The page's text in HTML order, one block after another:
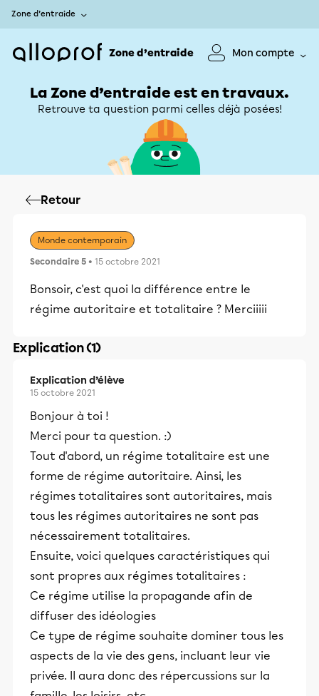
Zone d’entraide
Zone d’entraide Mon compte
La Zone d’entraide est en travaux.
Retrouve ta question parmi celles déjà posées!
Retour
Monde contemporain
Secondaire 5 • 15 octobre 2021
Bonsoir, c'est quoi la différence entre le
régime autoritaire et totalitaire ? Merciiiii
Explication (1)
Explication d’élève
15 octobre 2021
Bonjour à toi !
Merci pour ta question. :)
Tout d'abord, un régime totalitaire est une
forme de régime autoritaire. Ainsi, les
régimes totalitaires sont autoritaires, mais
tous les régimes autoritaires ne sont pas
nécessairement totalitaires.
Ensuite, voici quelques caractéristiques qui
sont propres aux régimes totalitaires :
Ce régime utilise la propagande afin de
diffuser des idéologies
Ce type de régime souhaite dominer tous les
aspects de la vie des gens, incluant leur vie
privée. Il aura donc des répercussions sur la